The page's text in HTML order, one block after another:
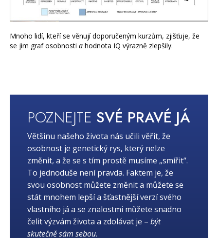
Mnoho lidí, kteří se věnují doporučeným kurzům, zjišťuje, že
se jim graf osobnosti a hodnota IQ výrazně zlepšily.
POZNEJTE SVÉ PRAVÉ JÁ
Většinu našeho života nás učili věřit, že
osobnost je genetický rys, který nelze
změnit, a že se s tím prostě musíme „smířit“.
To jednoduše není pravda. Faktem je, že
svou osobnost můžete změnit a můžete se
stát mnohem lepší a šťastnější verzí svého
vlastního já a se znalostmi můžete snadno
čelit výzvám života a zdolávat je – být
skutečně sám sebou.